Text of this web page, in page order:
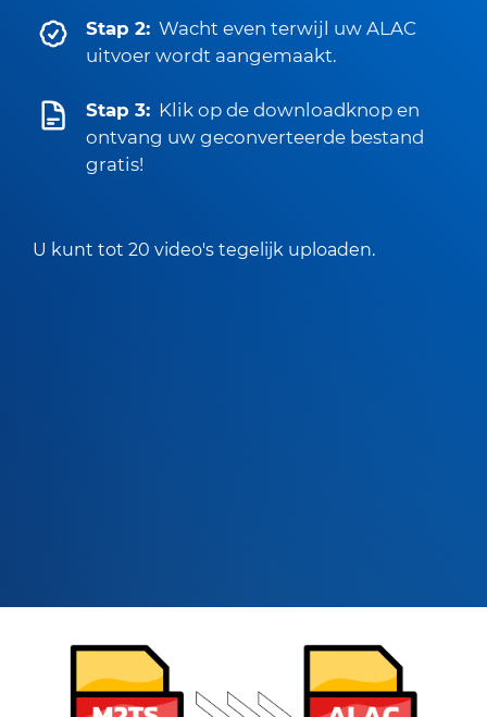
Stap 2: Wacht even terwijl uw ALAC
uitvoer wordt aangemaakt.
Stap 3: Klik op de downloadknop en
ontvang uw geconverteerde bestand
gratis!
U kunt tot 20 video's tegelijk uploaden.